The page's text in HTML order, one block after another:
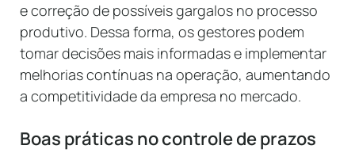
e correção de possíveis gargalos no processo
produtivo. Dessa forma, os gestores podem
tomar decisões mais informadas e implementar
melhorias contínuas na operação, aumentando
a competitividade da empresa no mercado.
Boas práticas no controle de prazos